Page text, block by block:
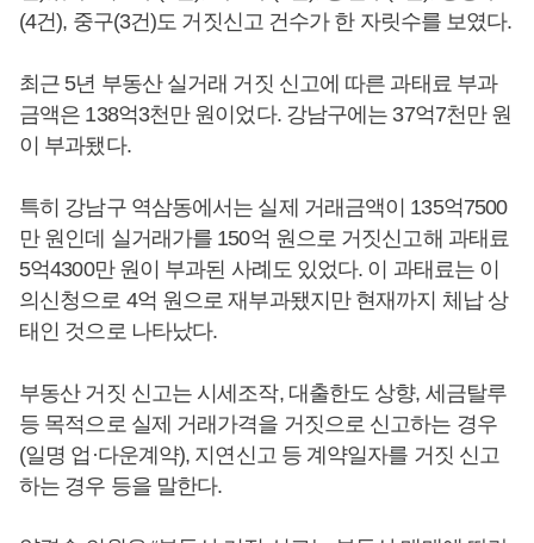
(4건), 중구(3건)도 거짓신고 건수가 한 자릿수를 보였다.
최근 5년 부동산 실거래 거짓 신고에 따른 과태료 부과
금액은 138억3천만 원이었다. 강남구에는 37억7천만 원
이 부과됐다.
특히 강남구 역삼동에서는 실제 거래금액이 135억7500
만 원인데 실거래가를 150억 원으로 거짓신고해 과태료
5억4300만 원이 부과된 사례도 있었다. 이 과태료는 이
의신청으로 4억 원으로 재부과됐지만 현재까지 체납 상
태인 것으로 나타났다.
부동산 거짓 신고는 시세조작, 대출한도 상향, 세금탈루
등 목적으로 실제 거래가격을 거짓으로 신고하는 경우
(일명 업·다운계약), 지연신고 등 계약일자를 거짓 신고
하는 경우 등을 말한다.